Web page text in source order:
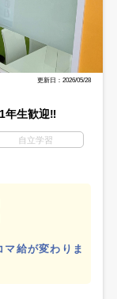
更新日：2026/05/28
年生歓迎‼
自立学習
給が変わりま